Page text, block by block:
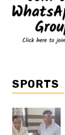
SPORTS